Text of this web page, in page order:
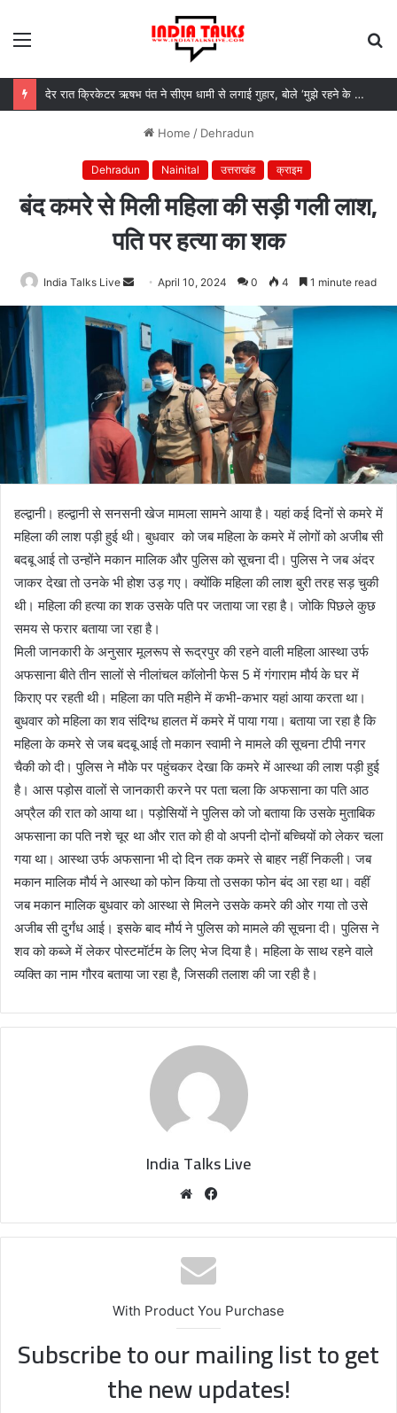
देर रात क्रिकेटर ऋषभ पंत ने सीएम धामी से लगाई गुहार, बोले ‘मुझे रहने के लिए जगह नहीं मिल रही’
Home / Dehradun
Dehradun Nainital उत्तराखंड क्राइम
बंद कमरे से मिली महिला की सड़ी गली लाश,
पति पर हत्या का शक
India Talks Live
Send
an
email
April 10, 2024 0 4 1 minute read
हल्द्वानी। हल्द्वानी से सनसनी खेज मामला सामने आया है। यहां कई दिनों से कमरे में
महिला की लाश पड़ी हुई थी। बुधवार को जब महिला के कमरे में लोगों को अजीब सी
बदबू आई तो उन्होंने मकान मालिक और पुलिस को सूचना दी। पुलिस ने जब अंदर
जाकर देखा तो उनके भी होश उड़ गए। क्योंकि महिला की लाश बुरी तरह सड़ चुकी
थी। महिला की हत्या का शक उसके पति पर जताया जा रहा है। जोकि पिछले कुछ
समय से फरार बताया जा रहा है।
मिली जानकारी के अनुसार मूलरूप से रूद्रपुर की रहने वाली महिला आस्था उर्फ
अफसाना बीते तीन सालों से नीलांचल कॉलोनी फेस 5 में गंगाराम मौर्य के घर में
किराए पर रहती थी। महिला का पति महीने में कभी-कभार यहां आया करता था।
बुधवार को महिला का शव संदिग्ध हालत में कमरे में पाया गया। बताया जा रहा है कि
महिला के कमरे से जब बदबू आई तो मकान स्वामी ने मामले की सूचना टीपी नगर
चैकी को दी। पुलिस ने मौके पर पहुंचकर देखा कि कमरे में आस्था की लाश पड़ी हुई
है। आस पड़ोस वालों से जानकारी करने पर पता चला कि अफसाना का पति आठ
अप्रैल की रात को आया था। पड़ोसियों ने पुलिस को जो बताया कि उसके मुताबिक
अफसाना का पति नशे चूर था और रात को ही वो अपनी दोनों बच्चियों को लेकर चला
गया था। आस्था उर्फ अफसाना भी दो दिन तक कमरे से बाहर नहीं निकली। जब
मकान मालिक मौर्य ने आस्था को फोन किया तो उसका फोन बंद आ रहा था। वहीं
जब मकान मालिक बुधवार को आस्था से मिलने उसके कमरे की ओर गया तो उसे
अजीब सी दुर्गंध आई। इसके बाद मौर्य ने पुलिस को मामले की सूचना दी। पुलिस ने
शव को कब्जे में लेकर पोस्टमॉर्टम के लिए भेज दिया है। महिला के साथ रहने वाले
व्यक्ति का नाम गौरव बताया जा रहा है, जिसकी तलाश की जा रही है।
India Talks Live
We
te
bo
With Product You Purchase
Subscribe to our mailing list to get
the new updates!